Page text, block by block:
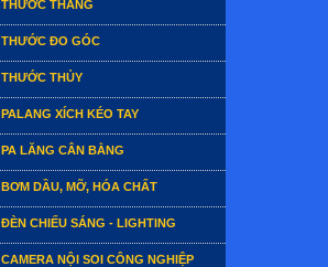
THƯỚC THẲNG
THƯỚC ĐO GÓC
THƯỚC THỦY
PALANG XÍCH KÉO TAY
PA LĂNG CÂN BẰNG
BƠM DẦU, MỠ, HÓA CHẤT
ĐÈN CHIẾU SÁNG - LIGHTING
CAMERA NỘI SOI CÔNG NGHIỆP